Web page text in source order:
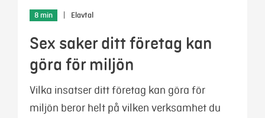
8 min Elavtal
Sex saker ditt företag kan
göra för miljön
Vilka insatser ditt företag kan göra för
miljön beror helt på vilken verksamhet du